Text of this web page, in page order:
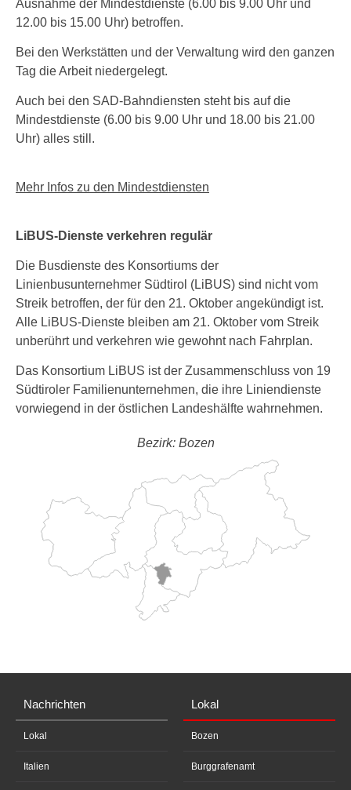
Ausnahme der Mindestdienste (6.00 bis 9.00 Uhr und
12.00 bis 15.00 Uhr) betroffen.
Bei den Werkstätten und der Verwaltung wird den ganzen
Tag die Arbeit niedergelegt.
Auch bei den SAD-Bahndiensten steht bis auf die
Mindestdienste (6.00 bis 9.00 Uhr und 18.00 bis 21.00
Uhr) alles still.
Mehr Infos zu den Mindestdiensten
LiBUS-Dienste verkehren regulär
Die Busdienste des Konsortiums der
Linienbusunternehmer Südtirol (LiBUS) sind nicht vom
Streik betroffen, der für den 21. Oktober angekündigt ist.
Alle LiBUS-Dienste bleiben am 21. Oktober vom Streik
unberührt und verkehren wie gewohnt nach Fahrplan.
Das Konsortium LiBUS ist der Zusammenschluss von 19
Südtiroler Familienunternehmen, die ihre Liniendienste
vorwiegend in der östlichen Landeshälfte wahrnehmen.
Bezirk: Bozen
Nachrichten
Lokal
Italien
Lokal
Bozen
Burggrafenamt